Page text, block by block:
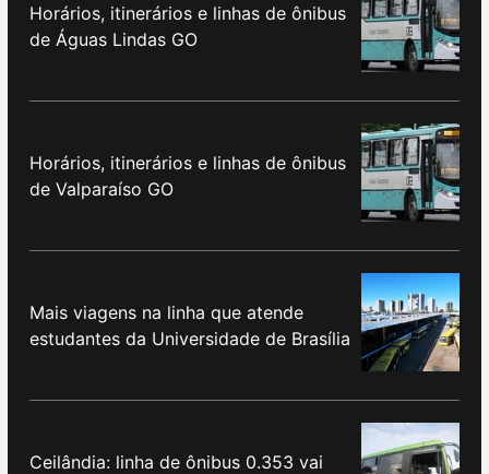
Horários, itinerários e linhas de ônibus
de Águas Lindas GO
Horários, itinerários e linhas de ônibus
de Valparaíso GO
Mais viagens na linha que atende
estudantes da Universidade de Brasília
Ceilândia: linha de ônibus 0.353 vai